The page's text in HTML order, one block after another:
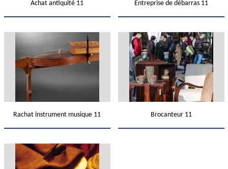
Achat antiquité 11 Entreprise de débarras 11
Rachat instrument musique 11 Brocanteur 11